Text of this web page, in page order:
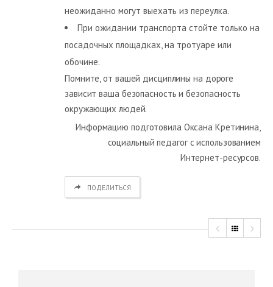
неожиданно могут выехать из переулка.
При ожидании транспорта стойте только на
посадочных площадках, на тротуаре или
обочине.
Помните, от вашей дисциплины на дороге
зависит ваша безопасность и безопасность
окружающих людей.
Информацию подготовила Оксана Кретинина,
социальный педагог с использованием
Интернет-ресурсов.
ПОДЕЛИТЬСЯ